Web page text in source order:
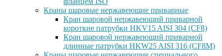
Краны шаровые нержавеющие приварные
Кран шаровой нержавеющий приварной
короткие патрубки HKV15 AISI 304 (CF8)
Кран шаровой нержавеющий приварной
длинные патрубки HKW25 AISI 316 (CF8M)